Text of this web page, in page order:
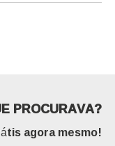
PROCURAVA?
agora mesmo!